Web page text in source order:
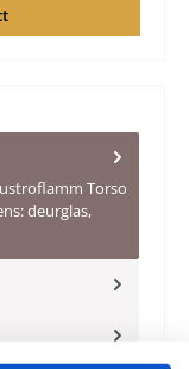
Torso
deurglas,